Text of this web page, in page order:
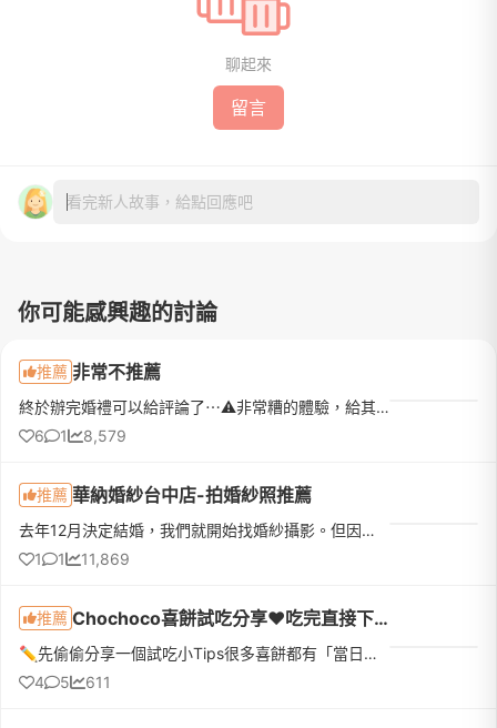
聊起來
留言
看完新人故事，給點回應吧
你可能感興趣的討論
推薦 非常不推薦
終於辦完婚禮可以給評論了⋯⚠️非常糟的體驗，給其他新娘的警示希望可以給用心準備婚禮的新娘們一個提醒大概是在四年前是在家樂福推銷下訂的，當時還不太懂婚紗行業，衝動就下訂了⋯先說優點再說很雷的地方1.部分服務人...
6
1 8,579
推薦 華納婚紗台中店-拍婚紗照推薦
去年12月決定結婚，我們就開始找婚紗攝影。但因為我們住新竹，我本身是台中人，因此跟老公討論後，決定找台中婚紗公司拍攝。因為我本人很喜歡拍照，對婚紗照要求不低，所以老公只跟我說找一個我喜歡的婚紗公司，其他...
1
1 11,869
推薦 Chochoco喜餅試吃分享❤️吃完直接下訂❤️我的命定喜餅
✏️先偷偷分享一個試吃小Tips很多喜餅都有「當日下訂優惠」，如果本來就有好幾間想試，真的很建議全部排同一天，最期待的那間放最後！而且千萬不要剛吃飽就去～原本想說「不就吃幾塊餅乾嗎？」結果超飽😆因為還有不少...
4
5 611